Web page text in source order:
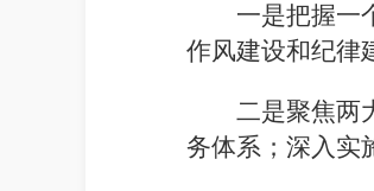
一是把握一
作风建设和纪律
二是聚焦两
务体系；深入实